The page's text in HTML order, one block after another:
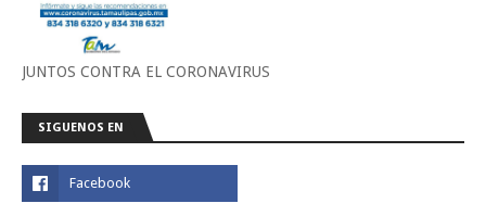
JUNTOS CONTRA EL CORONAVIRUS
SIGUENOS EN